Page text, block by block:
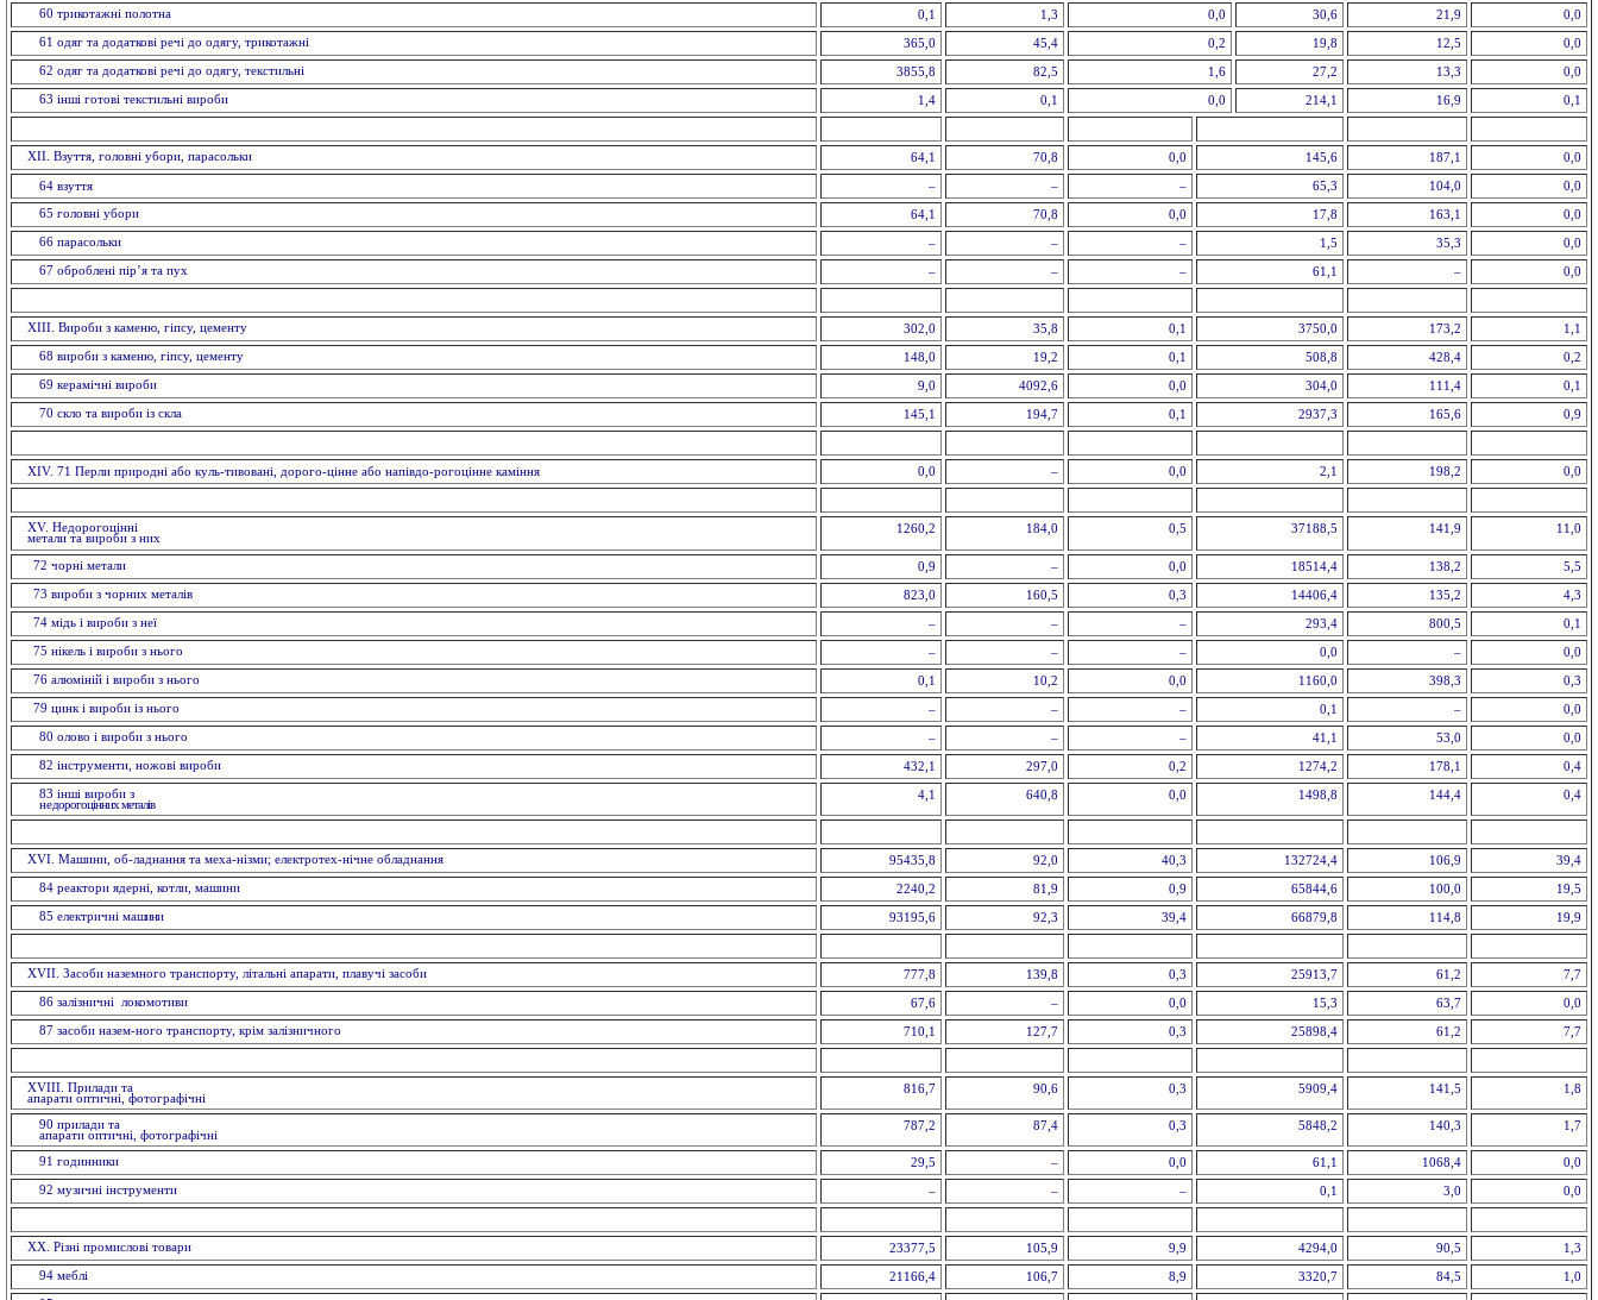
60 трикотажні полотна 0,1 1,3 0,0 30,6 21,9 0,0
61 одяг та додаткові речі до одягу, трикотажні 365,0 45,4 0,2 19,8 12,5 0,0
62 одяг та додаткові речі до одягу, текстильні 3855,8 82,5 1,6 27,2 13,3 0,0
63 іншi готовi текстильні вироби 1,4 0,1 0,0 214,1 16,9 0,1
XII. Взуття, головнi убори, парасольки 64,1 70,8 0,0 145,6 187,1 0,0
64 взуття – – – 65,3 104,0 0,0
65 головнi убори 64,1 70,8 0,0 17,8 163,1 0,0
66 парасольки – – – 1,5 35,3 0,0
67 оброблені пір’я та пух – – – 61,1 – 0,0
XIII. Вироби з каменю, гіпсу, цементу 302,0 35,8 0,1 3750,0 173,2 1,1
68 вироби з каменю, гiпсу, цементу 148,0 19,2 0,1 508,8 428,4 0,2
69 керамiчнi вироби 9,0 4092,6 0,0 304,0 111,4 0,1
70 скло та вироби із скла 145,1 194,7 0,1 2937,3 165,6 0,9
ХІV. 71 Перли природні або куль-тивовані, дорого-цінне або напівдо-рогоцінне каміння 0,0 – 0,0 2,1 198,2 0,0
XV. Недорогоцінні
метали та вироби з них
1260,2 184,0 0,5 37188,5 141,9 11,0
72 чорнi метали 0,9 – 0,0 18514,4 138,2 5,5
73 вироби з чорних металiв 823,0 160,5 0,3 14406,4 135,2 4,3
74 мiдь i вироби з неї – – – 293,4 800,5 0,1
75 нікель і вироби з нього – – – 0,0 – 0,0
76 алюмiнiй i вироби з нього 0,1 10,2 0,0 1160,0 398,3 0,3
79 цинк і вироби із нього – – – 0,1 – 0,0
80 олово і вироби з нього – – – 41,1 53,0 0,0
82 інструменти, ножовi вироби 432,1 297,0 0,2 1274,2 178,1 0,4
83 іншi вироби з
недорогоцінних металiв
4,1 640,8 0,0 1498,8 144,4 0,4
XVI. Машини, об-ладнання та меха-нізми; електротех-нічне обладнання 95435,8 92,0 40,3 132724,4 106,9 39,4
84 реактори ядерні, котли, машини 2240,2 81,9 0,9 65844,6 100,0 19,5
85 електричнi машини 93195,6 92,3 39,4 66879,8 114,8 19,9
XVII. Засоби наземного транспорту, літальні апарати, плавучі засоби 777,8 139,8 0,3 25913,7 61,2 7,7
86 залізничні локомотиви 67,6 – 0,0 15,3 63,7 0,0
87 засоби назем-ного транспорту, крiм залізничного 710,1 127,7 0,3 25898,4 61,2 7,7
XVIII. Прилади та
апарати оптичнi, фотографічні
816,7 90,6 0,3 5909,4 141,5 1,8
90 прилади та
апарати оптичнi, фотографічні
787,2 87,4 0,3 5848,2 140,3 1,7
91 годинники 29,5 – 0,0 61,1 1068,4 0,0
92 музичні інструменти – – – 0,1 3,0 0,0
XX. Рiзнi промислові товари 23377,5 105,9 9,9 4294,0 90,5 1,3
94 меблi 21166,4 106,7 8,9 3320,7 84,5 1,0